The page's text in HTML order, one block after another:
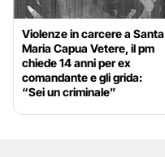
Violenze in carcere a Santa
Maria Capua Vetere, il pm
chiede 14 anni per ex
comandante e gli grida:
“Sei un criminale”